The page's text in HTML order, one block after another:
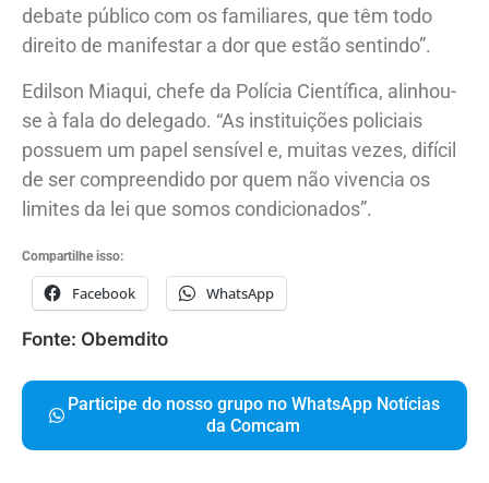
debate público com os familiares, que têm todo
direito de manifestar a dor que estão sentindo”.
Edilson Miaqui, chefe da Polícia Científica, alinhou-
se à fala do delegado. “As instituições policiais
possuem um papel sensível e, muitas vezes, difícil
de ser compreendido por quem não vivencia os
limites da lei que somos condicionados”.
Compartilhe isso:
Facebook WhatsApp
Fonte: Obemdito
Participe do nosso grupo no WhatsApp Notícias
da Comcam